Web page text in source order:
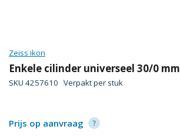
Zeiss ikon
Enkele cilinder universeel 30/0 mm
SKU 4257610 Verpakt per stuk
Prijs op aanvraag